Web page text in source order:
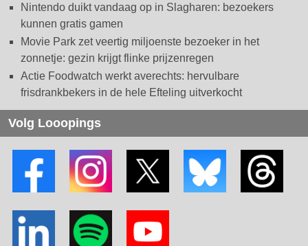
Nintendo duikt vandaag op in Slagharen: bezoekers
kunnen gratis gamen
Movie Park zet veertig miljoenste bezoeker in het
zonnetje: gezin krijgt flinke prijzenregen
Actie Foodwatch werkt averechts: hervulbare
frisdrankbekers in de hele Efteling uitverkocht
Volg Looopings